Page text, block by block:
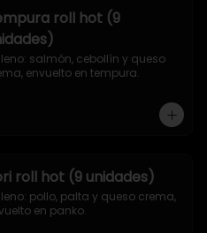
roll hot (9
salmón, cebollín y queso
envuelto en tempura.
roll hot (9 unidades)
pollo, palta y queso crema,
en panko.